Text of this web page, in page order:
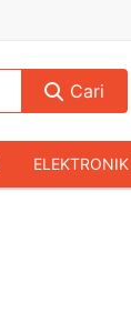
Cari
ELEKTRONIK